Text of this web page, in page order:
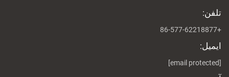
تلفن:
+86-577-62218877
ایمیل:
[email protected]